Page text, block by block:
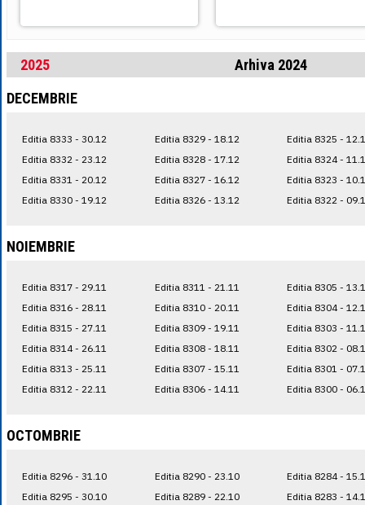
2025
Arhiva 2024
DECEMBRIE
Editia 8333 - 30.12
Editia 8332 - 23.12
Editia 8331 - 20.12
Editia 8330 - 19.12
Editia 8329 - 18.12
Editia 8328 - 17.12
Editia 8327 - 16.12
Editia 8326 - 13.12
Editia 8325 -
Editia 8324 -
Editia 8323 -
Editia 8322 -
NOIEMBRIE
Editia 8317 - 29.11
Editia 8316 - 28.11
Editia 8315 - 27.11
Editia 8314 - 26.11
Editia 8313 - 25.11
Editia 8312 - 22.11
Editia 8311 - 21.11
Editia 8310 - 20.11
Editia 8309 - 19.11
Editia 8308 - 18.11
Editia 8307 - 15.11
Editia 8306 - 14.11
Editia 8305 -
Editia 8304 -
Editia 8303 -
Editia 8302 -
Editia 8301 -
Editia 8300 -
OCTOMBRIE
Editia 8296 - 31.10
Editia 8295 - 30.10
Editia 8290 - 23.10
Editia 8289 - 22.10
Editia 8284 -
Editia 8283 -